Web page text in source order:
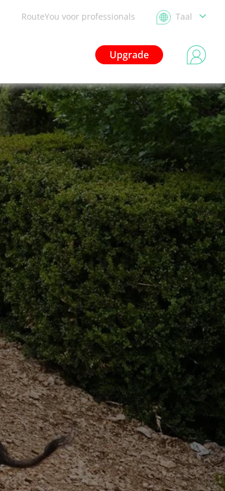
RouteYou voor professionals Taal
Upgrade